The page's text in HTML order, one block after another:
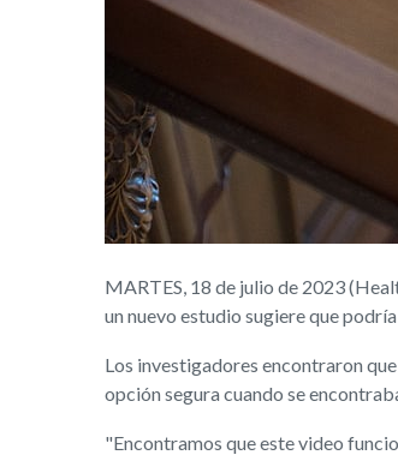
MARTES, 18 de julio de 2023
un nuevo estudio sugiere que
Los investigadores encontraron
opción segura cuando se
"Encontramos que este video